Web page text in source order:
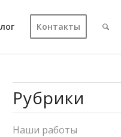
Контакты
Рубрики
Наши работы